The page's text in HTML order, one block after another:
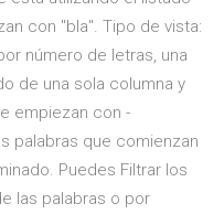
con "bla". Tipo de vista:
número de letras, una
de una sola columna y
empiezan con -
palabras que comienzan
Puedes Filtrar los
las palabras o por